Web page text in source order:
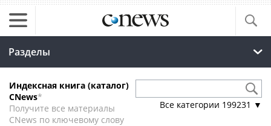
Разделы
Индексная книга (каталог)
CNews*
Получите все материалы
CNews по ключевому слову
Все категории 199231 ▼